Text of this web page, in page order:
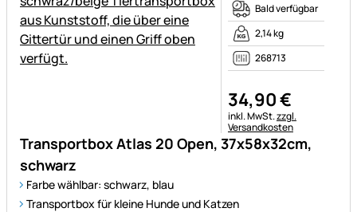
Transportbox Atlas 20 Open, 37x58x32cm,
schwarz
Farbe wählbar: schwarz, blau
Transportbox für kleine Hunde und Katzen
Bald verfügbar
2,14 kg
268713
34,90€
Steuerhinweis:
inkl. MwSt.zzgl.
Versandkosten